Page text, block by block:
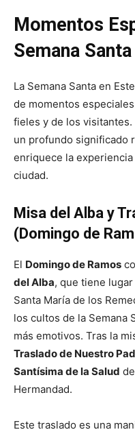
Momentos
Semana
La Semana Santa en
de momentos
fieles y de los
un profundo significado
enriquece la
ciudad.
Misa del Alba y
(Domingo de
El Domingo de Ramos
del Alba, que tiene
Santa María de los
los cultos de la Semana
más emotivos. Tras la
Traslado de Nuestro
Santísima de la Salud
Hermandad.
Este traslado es una